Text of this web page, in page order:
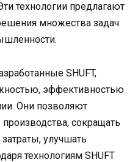
технологии предлагают
множества задач
SHUFT,
эффективностью
Они позволяют
сокращать
улучшать
технологиям SHUFT